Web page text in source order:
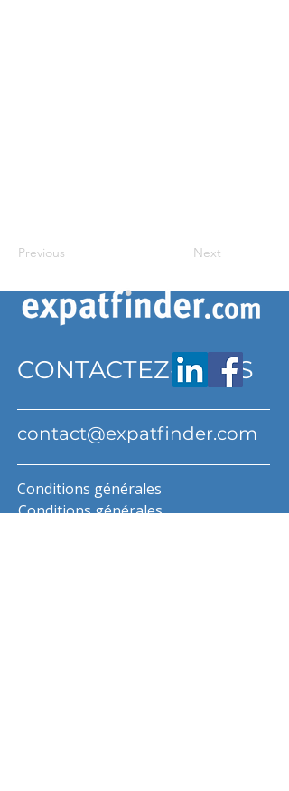
Previous Next
CONTACTEZ-NOUS
contact@expatfinder.com
Conditions générales
Conditions générales